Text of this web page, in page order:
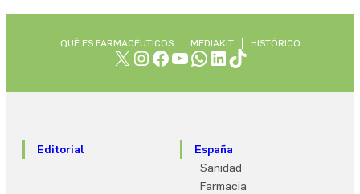
QUÉ ES FARMACÉUTICOS MEDIAKIT HISTÓRICO
X Instagram
Facebook
YouTube
WhatsApp
LinkedIn
TikTok
Editorial
España
Sanidad
Farmacia